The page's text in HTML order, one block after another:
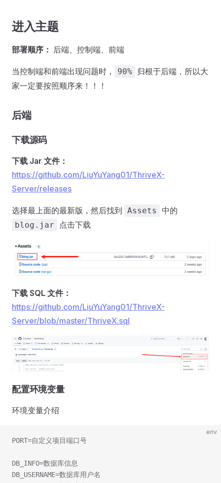
进入主题
部署顺序： 后端、控制端、前端
当控制端和前端出现问题时， 90% 归根于后端，所以大
家一定要按照顺序来！！！
后端
下载源码
下载 Jar 文件：
https://github.com/LiuYuYang01/ThriveX-
Server/releases
选择最上面的最新版，然后找到 Assets 中的
blog.jar 点击下载
下载 SQL 文件：
https://github.com/LiuYuYang01/ThriveX-
Server/blob/master/ThriveX.sql
配置环境变量
环境变量介绍
env
PORT=自定义项目端口号
DB_INFO=数据库信息
DB_USERNAME=数据库用户名